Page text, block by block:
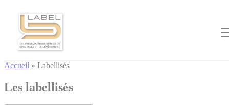
Accueil » Labellisés
Les labellisés